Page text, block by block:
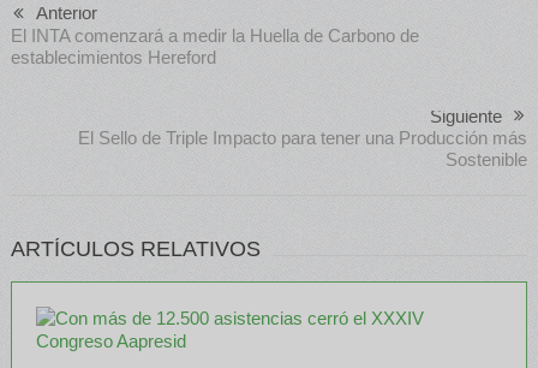
Anterior
El INTA comenzará a medir la Huella de Carbono de
establecimientos Hereford
Siguiente
El Sello de Triple Impacto para tener una Producción más
Sostenible
ARTÍCULOS RELATIVOS